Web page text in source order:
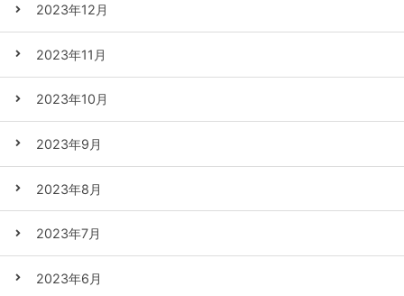
2023年12月
2023年11月
2023年10月
2023年9月
2023年8月
2023年7月
2023年6月